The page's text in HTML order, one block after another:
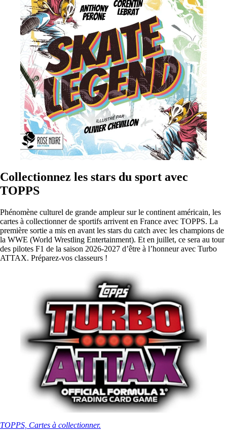
Collectionnez les stars du sport avec
TOPPS
Phénomène culturel de grande ampleur sur le continent américain, les
cartes à collectionner de sportifs arrivent en France avec TOPPS. La
première sortie a mis en avant les stars du catch avec les champions de
la WWE (World Wrestling Entertainment). Et en juillet, ce sera au tour
des pilotes F1 de la saison 2026-2027 d’être à l’honneur avec Turbo
ATTAX. Préparez-vos classeurs !
TOPPS, Cartes à collectionner.